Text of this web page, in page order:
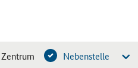
Zentrum Nebenstelle